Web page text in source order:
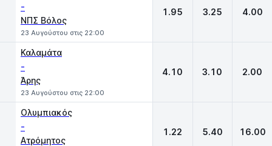
-
ΝΠΣ Βόλος
23 Αυγούστου στις 22:00
1.95 3.25 4.00
Καλαμάτα
-
Άρης
23 Αυγούστου στις 22:00
4.10 3.10 2.00
Ολυμπιακός
-
Ατρόμητος
1.22 5.40 16.00